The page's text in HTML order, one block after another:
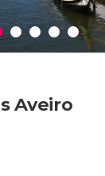
Aveiro